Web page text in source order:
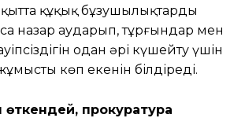
құқық бұзушылықтардың
назар аударып, тұрғындар мен
одан әрі күшейту үшін
көп екенін білдіреді.
өткендей, прокуратура